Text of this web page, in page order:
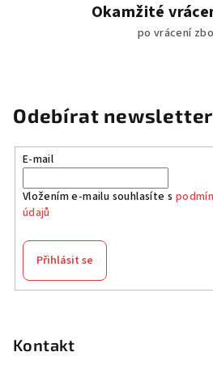
Okamžité
po vrácení
Odebírat newsletter
E-mail
Vložením e-mailu souhlasíte s
údajů
Přihlásit se
Kontakt